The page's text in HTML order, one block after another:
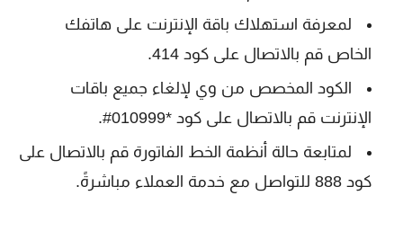
لمعرفة استهلاك باقة الإنترنت على هاتفك
الخاص قم بالاتصال على كود 414.
الكود المخصص من وي لإلغاء جميع باقات
الإنترنت قم بالاتصال على كود *010999#.
لمتابعة حالة أنظمة الخط الفاتورة قم بالاتصال على
كود 888 للتواصل مع خدمة العملاء مباشرةً.